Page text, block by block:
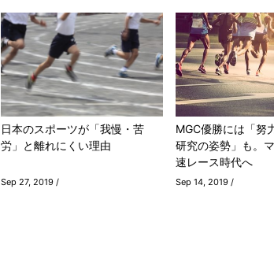
日本のスポーツが「我慢・苦
労」と離れにくい理由
Sep 27, 2019 /
MGC優勝には「努
研究の姿勢」も。
速レース時代へ
Sep 14, 2019 /